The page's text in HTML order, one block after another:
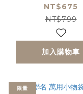
黏土數字畫-酷
NT$675
NT$799
加入購物車
限量